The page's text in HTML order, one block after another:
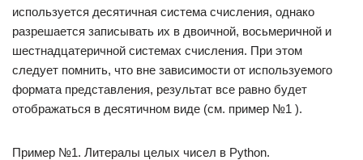
используется десятичная система счисления, однако
разрешается записывать их в двоичной, восьмеричной и
шестнадца­теричной системах счисления. При этом
следует помнить, что вне зависимости от использу­емого
формата представления, результат все равно будет
отображаться в десятич­ном виде (см. пример №1 ).
Пример №1. Литералы целых чисел в Python.